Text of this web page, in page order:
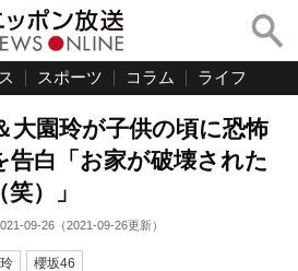
スポーツ コラム ライフ
大園玲が子供の頃に恐怖
告白「お家が破壊された
）」
09-26 （2021-09-26更新）
櫻坂46